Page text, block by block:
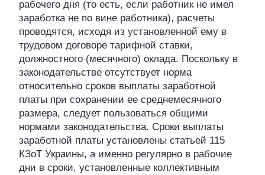
рабочего дня (то есть, если работник не имел
заработка не по вине работника), расчеты
проводятся, исходя из установленной ему в
трудовом договоре тарифной ставки,
должностного (месячного) оклада. Поскольку в
законодательстве отсутствует норма
относительно сроков выплаты заработной
платы при сохранении ее среднемесячного
размера, следует пользоваться общими
нормами законодательства. Сроки выплаты
заработной платы установлены статьей 115
КЗоТ Украины, а именно регулярно в рабочие
дни в сроки, установленные коллективным